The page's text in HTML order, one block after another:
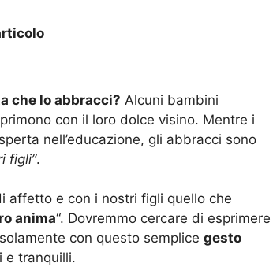
che lo abbracci? Alcuni bambini
con il loro dolce visino. Mentre i
nell’educazione, gli abbracci sono
figli”.
affetto e con i nostri figli quello che
anima“. Dovremmo cercare di esprimere
con questo semplice gesto
e tranquilli.